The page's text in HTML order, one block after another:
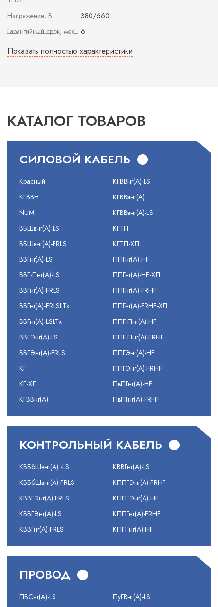
Напряжение, В
380/660
Гарантийный срок, мес
6
Показать полностью характеристики
КАТАЛОГ ТОВАРОВ
СИЛОВОЙ КАБЕЛЬ
Красный
КГВВН
NUM
ВБШвнг(А)-LS
ВБШвнг(А)-FRLS
ВВГнг(А)-LS
ВВГ-Пнг(А)-LS
ВВГнг(А)-FRLS
ВВГнг(А)-FRLSLTx
ВВГнг(А)-LSLTx
ВВГЭнг(А)-LS
ВВГЭнг(А)-FRLS
КГ
КГ-ХЛ
КГВВнг(А)
КГВВнг(А)-LS
КГВВэнг(А)
КГВВэнг(А)-LS
КГТП
КГТП-ХЛ
ППГнг(А)-HF
ППГнг(А)-HF-ХЛ
ППГнг(А)-FRHF
ППГнг(А)-FRHF-ХЛ
ППГ-Пнг(А)-HF
ППГ-Пнг(А)-FRHF
ППГЭнг(А)-HF
ППГЭнг(А)-FRHF
ПвПГнг(А)-HF
ПвПГнг(А)-FRHF
КОНТРОЛЬНЫЙ КАБЕЛЬ
КВБбШвнг(А) -LS
КВБбШвнг(А)-FRLS
КВВГЭнг(А)-FRLS
КВВГЭнг(А)-LS
КВВГнг(А)-FRLS
КВВГнг(А)-LS
КППГЭнг(А)-FRHF
КППГЭнг(А)-HF
КППГнг(А)-FRHF
КППГнг(А)-HF
ПРОВОД
ПВСнг(А)-LS
ПуГВнг(А)-LS